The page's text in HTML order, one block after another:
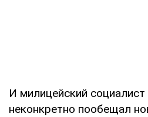
И милицейский
неконкретно пообещал